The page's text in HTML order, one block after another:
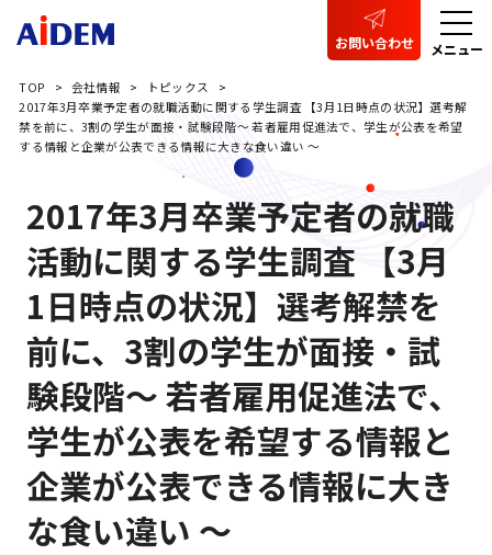
お問い合わせ メニュー
TOP 会社情報
トピックス
2017年3月卒業予定者の就職活動に関する学生調査 【3月1日時点の状況】選考解
禁を前に、3割の学生が面接・試験段階～ 若者雇用促進法で、学生が公表を希望
する情報と企業が公表できる情報に大きな食い違い ～
2017年3月卒業予定者の就職
活動に関する学生調査 【3月
1日時点の状況】選考解禁を
前に、3割の学生が面接・試
験段階～ 若者雇用促進法で、
学生が公表を希望する情報と
企業が公表できる情報に大き
な食い違い ～